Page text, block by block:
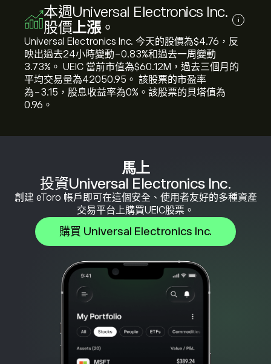
馬上
投資Universal Electronics Inc.
創建 eToro 帳戶即可在這個安全、使用者友好的多種資產
交易平台上購買UEIC股票。
購買 Universal Electronics Inc.
本週Universal Electronics Inc.
股價上漲。 i
Universal Electronics Inc. 今天的股價為‎$‎4.76，反
映出過去24小時變動‎-0.83‎%和過去一周變動‎
3.73‎%。 UEIC 當前市值為‎$‎60.12M，過去三個月的
平均交易量為42050.95。 該股票的市盈率
為-3.15，股息收益率為0%。該股票的貝塔值為
0.96。